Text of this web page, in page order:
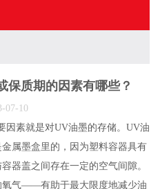
保质期的因素有哪些？
07-10
素就是对UV油墨的存储。UV油
属墨盒里的，因为塑料容器具有
器盖之间存在一定的空气间隙。
气——有助于最大限度地减少油